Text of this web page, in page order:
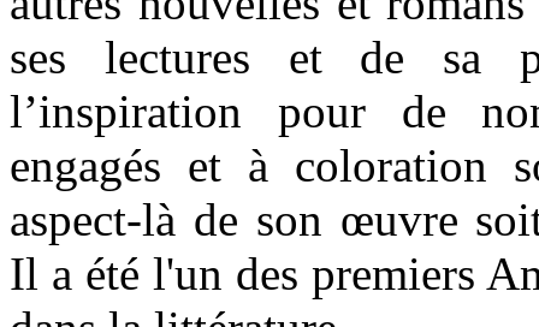
ses lectures et de sa
l’inspiration pour de
engagés et à coloration
aspect-là de son œuvre
Il a été l'un des premiers